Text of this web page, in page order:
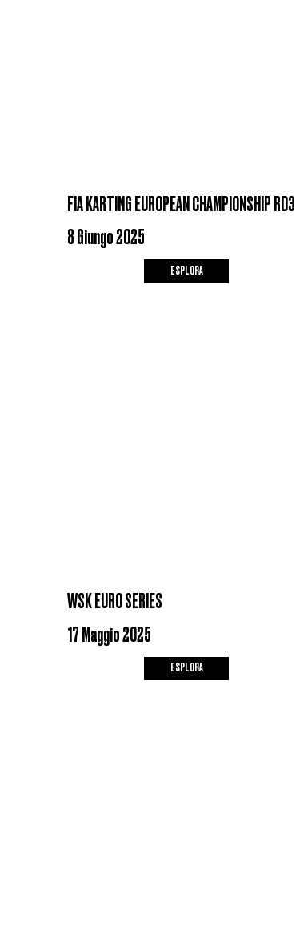
FIA KARTING EUROPEAN CHAMPIONSHIP RD3
8 Giungo 2025
ESPLORA
WSK EURO SERIES
17 Maggio 2025
ESPLORA